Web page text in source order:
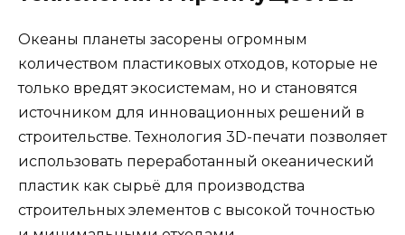
Океаны планеты засорены огромным
количеством пластиковых отходов, которые не
только вредят экосистемам, но и становятся
источником для инновационных решений в
строительстве. Технология 3D-печати позволяет
использовать переработанный океанический
пластик как сырьё для производства
строительных элементов с высокой точностью